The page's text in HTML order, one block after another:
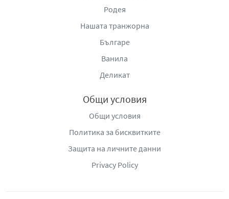
Родея
Нашата транжорна
Българе
Ванила
Деликат
Общи условия
Общи условия
Политика за бисквитките
Защита на личните данни
Privacy Policy